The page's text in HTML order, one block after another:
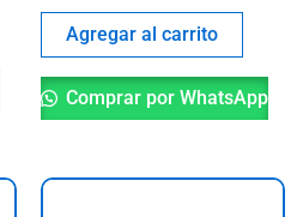
Agregar al carrito
Comprar por WhatsApp
This